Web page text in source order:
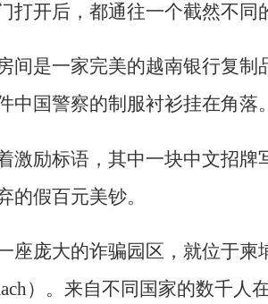
打开后，都通往一个截然不同
间是一家完美的越南银行复制
中国警察的制服衬衫挂在角落。
激励标语，其中一块中文招牌
的假百元美钞。
座庞大的诈骗园区，就位于柬
）。来自不同国家的数千人